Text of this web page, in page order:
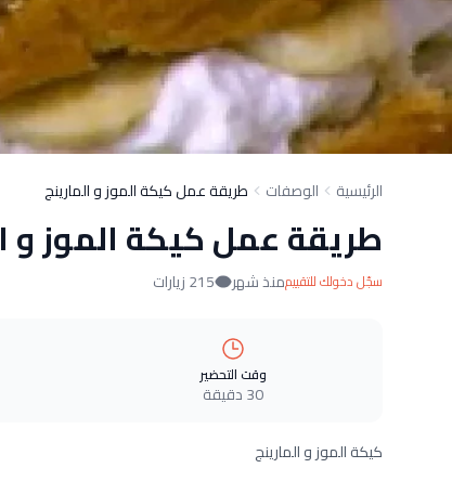
الرئيسية الوصفات طريقة عمل كيكة الموز و المارينج
طريقة عمل كيكة الموز و
سجّل دخولك للتقييممنذ شهر 215 زيارات
وقت التحضير
30 دقيقة
كيكة الموز و المارينج